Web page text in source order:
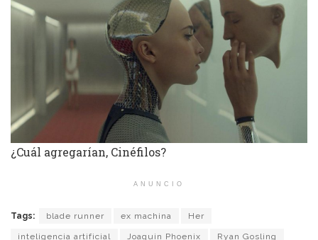
¿Cuál agregarían, Cinéfilos?
ANUNCIO
Tags: blade runner ex machina Her
inteligencia artificial Joaquin Phoenix Ryan Gosling